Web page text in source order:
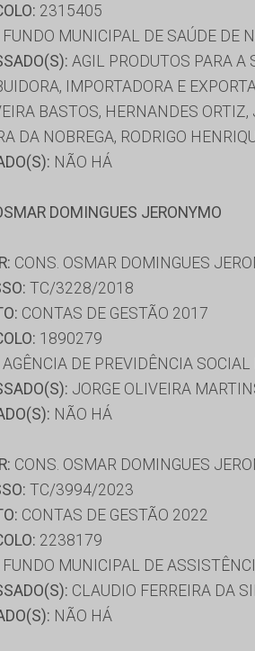
2315405
FUNDO MUNICIPAL DE SAÚDE DE
AGIL PRODUTOS PARA A
IMPORTADORA E
BASTOS, HERNANDES
DA NOBREGA, RODRIGO
NÃO HÁ
DOMINGUES JERONYMO
CONS. OSMAR DOMINGUES
TC/3228/2018
CONTAS DE GESTÃO 2017
1890279
AGÊNCIA DE PREVIDÊNCIA SOCIAL
JORGE OLIVEIRA
NÃO HÁ
CONS. OSMAR DOMINGUES
TC/3994/2023
CONTAS DE GESTÃO 2022
2238179
FUNDO MUNICIPAL DE
CLAUDIO FERREIRA DA
NÃO HÁ